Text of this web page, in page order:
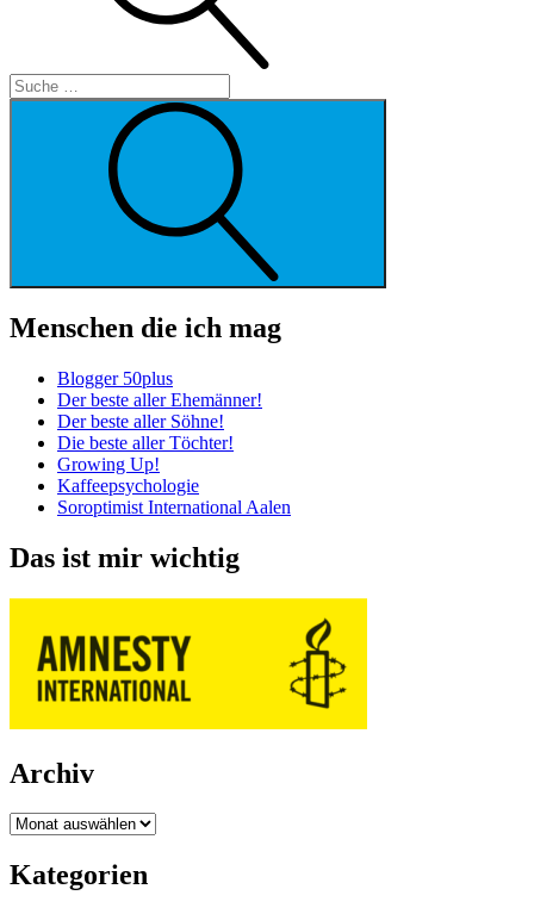
Menschen die ich mag
Blogger 50plus
Der beste aller Ehemänner!
Der beste aller Söhne!
Die beste aller Töchter!
Growing Up!
Kaffeepsychologie
Soroptimist International Aalen
Das ist mir wichtig
Archiv
Archiv
Kategorien